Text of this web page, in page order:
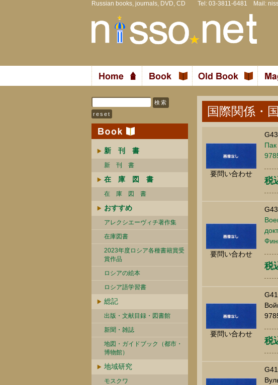
Russian books, journals, DVD, CD Tel: 03-3811-6481 Mail:
新 刊 書
新 刊 書
在 庫 図 書
在 庫 図 書
おすすめ
アレクシエーヴィチ著作集
在庫図書
2023年度ロシア各種書籍賞受
賞作品
ロシアの絵本
ロシア語学習書
総記
出版・文献目録・図書館
新聞・雑誌
地図・ガイドブック（都市・
博物館）
地域研究
モスクワ
国際関係・
要問い合わせ
税
要問い合わせ
税
要問い合わせ
税